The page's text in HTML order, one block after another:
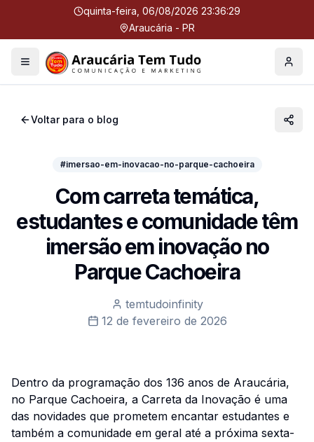
quinta-feira, 06/08/2026 23:36:30
Araucária - PR
Menu Perfil
Voltar para o blog
#imersao-em-inovacao-no-parque-cachoeira
Com carreta temática,
estudantes e comunidade têm
imersão em inovação no
Parque Cachoeira
temtudoinfinity
12 de fevereiro de 2026
Dentro da programação dos 136 anos de Araucária,
no Parque Cachoeira, a Carreta da Inovação é uma
das novidades que prometem encantar estudantes e
também a comunidade em geral até a próxima sexta-